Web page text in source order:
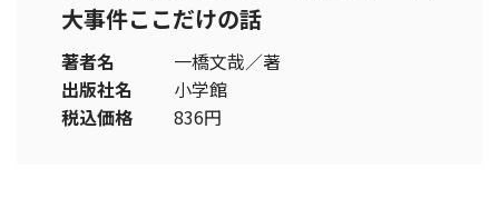
大事件ここだけの話
著者名
一橋文哉／著
出版社名
小学館
税込価格
836円